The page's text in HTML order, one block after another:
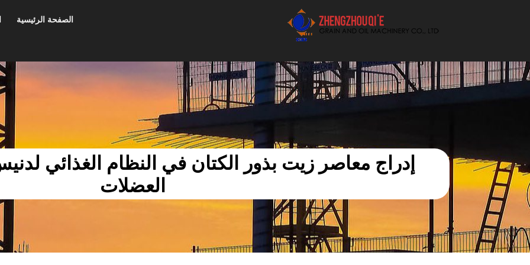
أفضل بيع آلة الزيوت النباتية الموردون
الصفحة الرئيسية
إدراج معاصر زيت بذور الكتان في النظام الغذائي
العضلات